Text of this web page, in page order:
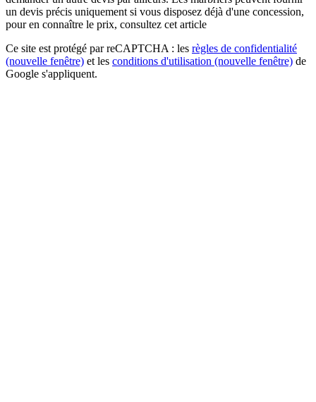
un devis précis uniquement si vous disposez déjà d'une concession,
pour en connaître le prix, consultez cet article
Ce site est protégé par reCAPTCHA : les règles de confidentialité
(nouvelle fenêtre) et les conditions d'utilisation (nouvelle fenêtre) de
Google s'appliquent.